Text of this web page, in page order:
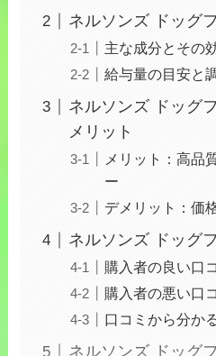
ネルソンズ ドッグ
主な成分とその
給与量の目安と
ネルソンズ ドッグ
メリット
メリット：高品
ー
デメリット：価
ネルソンズ ドッグ
購入者の良い口
購入者の悪い口
口コミから分か
ネルソンズ ドッグ